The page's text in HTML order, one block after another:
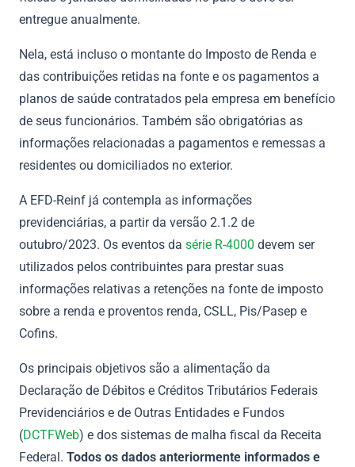
entregue anualmente.
Nela, está incluso o montante do Imposto de Renda e
das contribuições retidas na fonte e os pagamentos a
planos de saúde contratados pela empresa em benefício
de seus funcionários. Também são obrigatórias as
informações relacionadas a pagamentos e remessas a
residentes ou domiciliados no exterior.
A EFD-Reinf já contempla as informações
previdenciárias, a partir da versão 2.1.2 de
outubro/2023. Os eventos da série R-4000 devem ser
utilizados pelos contribuintes para prestar suas
informações relativas a retenções na fonte de imposto
sobre a renda e proventos renda, CSLL, Pis/Pasep e
Cofins.
Os principais objetivos são a alimentação da
Declaração de Débitos e Créditos Tributários Federais
Previdenciários e de Outras Entidades e Fundos
(DCTFWeb) e dos sistemas de malha fiscal da Receita
Federal. Todos os dados anteriormente informados e